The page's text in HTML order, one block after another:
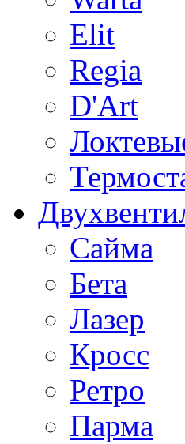
Elit
Regia
D'Art
Сайма
Бета
Лазер
Кросс
Ретро
Парма